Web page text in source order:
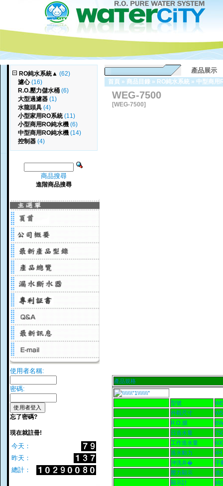
RO純水系統▲ (62)
濾心(16)
R.O.壓力儲水桶 (6)
大型過濾器 (1)
水龍頭具 (4)
小型家用RO系統(11)
小型商用RO純水機 (6)
中型商用RO純水機 (14)
控制器 (4)
商品搜尋
進階商品搜尋
使用者名稱:
密碼:
忘了密碼?
現在就註冊!
今天：
昨天：
總計：
產品展示
首頁 » 商品目錄 » RO純水系統 » 中型商用
WEG-7500
[WEG-7500]
產品規格
型號
外觀尺寸
R.O.膜
日造水量
工作造水量
造水動力
4H
沖洗弁�
手
壓力顯示
進
顯示計
純